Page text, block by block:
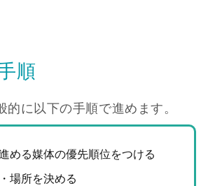
順
的に以下の手順で進めます。
める媒体の優先順位をつける
場所を決める